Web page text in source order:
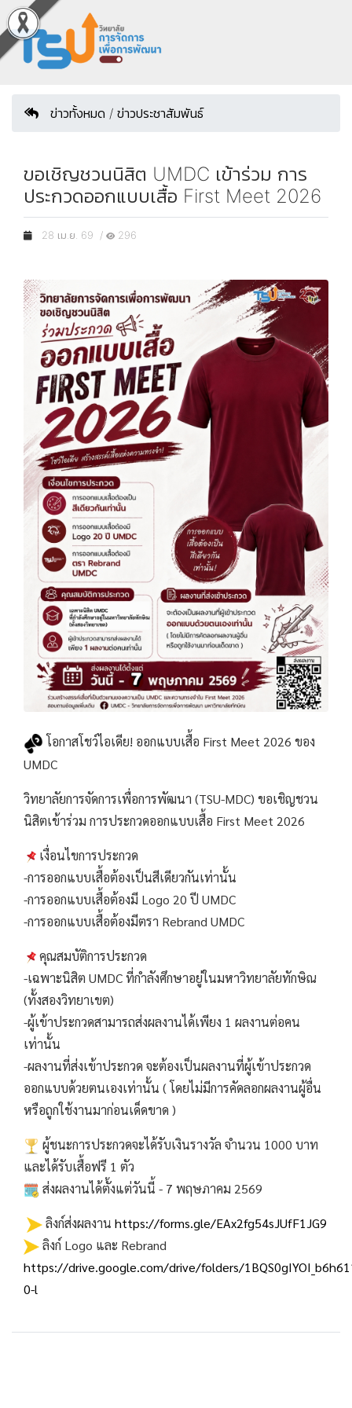
ข่าวทั้งหมด / ข่าวประชาสัมพันธ์
ขอเชิญชวนนิสิต UMDC เข้าร่วม การ
ประกวดออกแบบเสื้อ First Meet 2026
28 เม.ย. 69 / 296
โอกาสโชว์ไอเดีย! ออกแบบเสื้อ First Meet 2026 ของ
UMDC
วิทยาลัยการจัดการเพื่อการพัฒนา (TSU-MDC) ขอเชิญชวน
นิสิตเข้าร่วม การประกวดออกแบบเสื้อ First Meet 2026
เงื่อนไขการประกวด
-การออกแบบเสื้อต้องเป็นสีเดียวกันเท่านั้น
-การออกแบบเสื้อต้องมี Logo 20 ปี UMDC
-การออกแบบเสื้อต้องมีตรา Rebrand UMDC
คุณสมบัติการประกวด
-เฉพาะนิสิต UMDC ที่กำลังศึกษาอยู่ในมหาวิทยาลัยทักษิณ
(ทั้งสองวิทยาเขต)
-ผู้เข้าประกวดสามารถส่งผลงานได้เพียง 1 ผลงานต่อคน
เท่านั้น
-ผลงานที่ส่งเข้าประกวด จะต้องเป็นผลงานที่ผู้เข้าประกวด
ออกแบบด้วยตนเองเท่านั้น ( โดยไม่มีการคัดลอกผลงานผู้อื่น
หรือถูกใช้งานมาก่อนเด็ดขาด )
ผู้ชนะการประกวดจะได้รับเงินรางวัล จำนวน 1000 บาท
และได้รับเสื้อฟรี 1 ตัว
ส่งผลงานได้ตั้งแต่วันนี้ - 7 พฤษภาคม 2569
ลิงก์ส่งผลงาน https://forms.gle/EAx2fg54sJUfF1JG9
ลิงก์ Logo และ Rebrand
https://drive.google.com/drive/folders/
0-l